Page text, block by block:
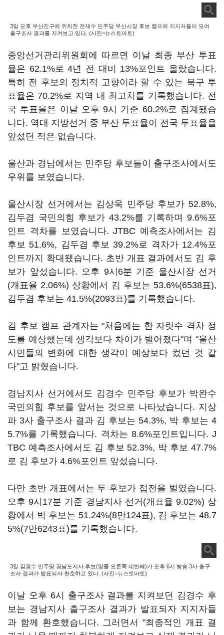
3일 오후 부산진구에 위치한 전재수 민주당 부산시장 후보 캠프에 지지자들이 모여
출구조사 결과를 지켜보고 있다. (사진=뉴스토마토)
중앙선거관리위원회에 따르면 이날 최종 부산 투표
율은 62.1%로 4년 전 대비 13%포인트 올랐습니다.
특히 전 후보의 정치적 고향이라 할 수 있는 북구 투
표율은 70.2%로 지역 내 최고치를 기록했습니다. 전
국 투표율은 이날 오후 9시 기준 60.2%로 집계됐습
니다. 역대 지방선거 중 부산 투표율이 전국 투표율을
앞섰던 적은 없습니다.
울산과 경남에서는 민주당 후보들이 출구조사에서도
우위를 보였습니다.
울산시장 선거에서는 김상욱 민주당 후보가 52.8%,
김두겸 국민의힘 후보가 43.2%를 기록하며 9.6%포
인트 격차를 보였습니다. JTBC 예측조사에서는 김
후보 51.6%, 김두겸 후보 39.2%로 격차가 12.4%포
인트까지 확대됐습니다. 초반 개표 결과에서도 김 후
보가 앞섰습니다. 오후 9시6분 기준 울산시장 선거
(개표율 2.06%) 상황에서 김 후보는 53.6%(6538표),
김두겸 후보는 41.5%(2093표)를 기록했습니다.
김 후보 캠프 관계자는 "처음에는 한 자릿수 격차 정
도를 예상했는데 생각보다 차이가 벌어졌다"며 "울산
시민들의 변화에 대한 생각이 예상보다 컸던 것 같
다"고 밝혔습니다.
경남지사 선거에서도 김경수 민주당 후보가 박완수
국민의힘 후보를 앞서는 것으로 나타났습니다. 지상
파 3사 출구조사 결과 김 후보는 54.3%, 박 후보는 4
5.7%를 기록했습니다. 격차는 8.6%포인트입니다. J
TBC 예측조사에서도 김 후보 52.3%, 박 후보 47.7%
로 김 후보가 4.6%포인트 앞섰습니다.
다만 초반 개표에서는 두 후보가 접전을 벌였습니다.
오후 9시17분 기준 경남지사 선거(개표율 9.02%) 상
황에서 박 후보는 51.24%(8만124표), 김 후보는 48.7
5%(7만6243표)를 기록했습니다.
3일 김경수 민주당 경남도지사 후보(앞줄 오른쪽 네번째)가 오후 6시 방송 3사 출구
조사 결과가 발표되자 환호하고 있다. (사진=뉴스토마토)
이날 오후 6시 출구조사 결과를 지켜보던 김경수 후
보는 경남지사 출구조사 결과가 발표되자 지지자들
과 함께 환호했습니다. 그러면서 "최종적인 개표 결